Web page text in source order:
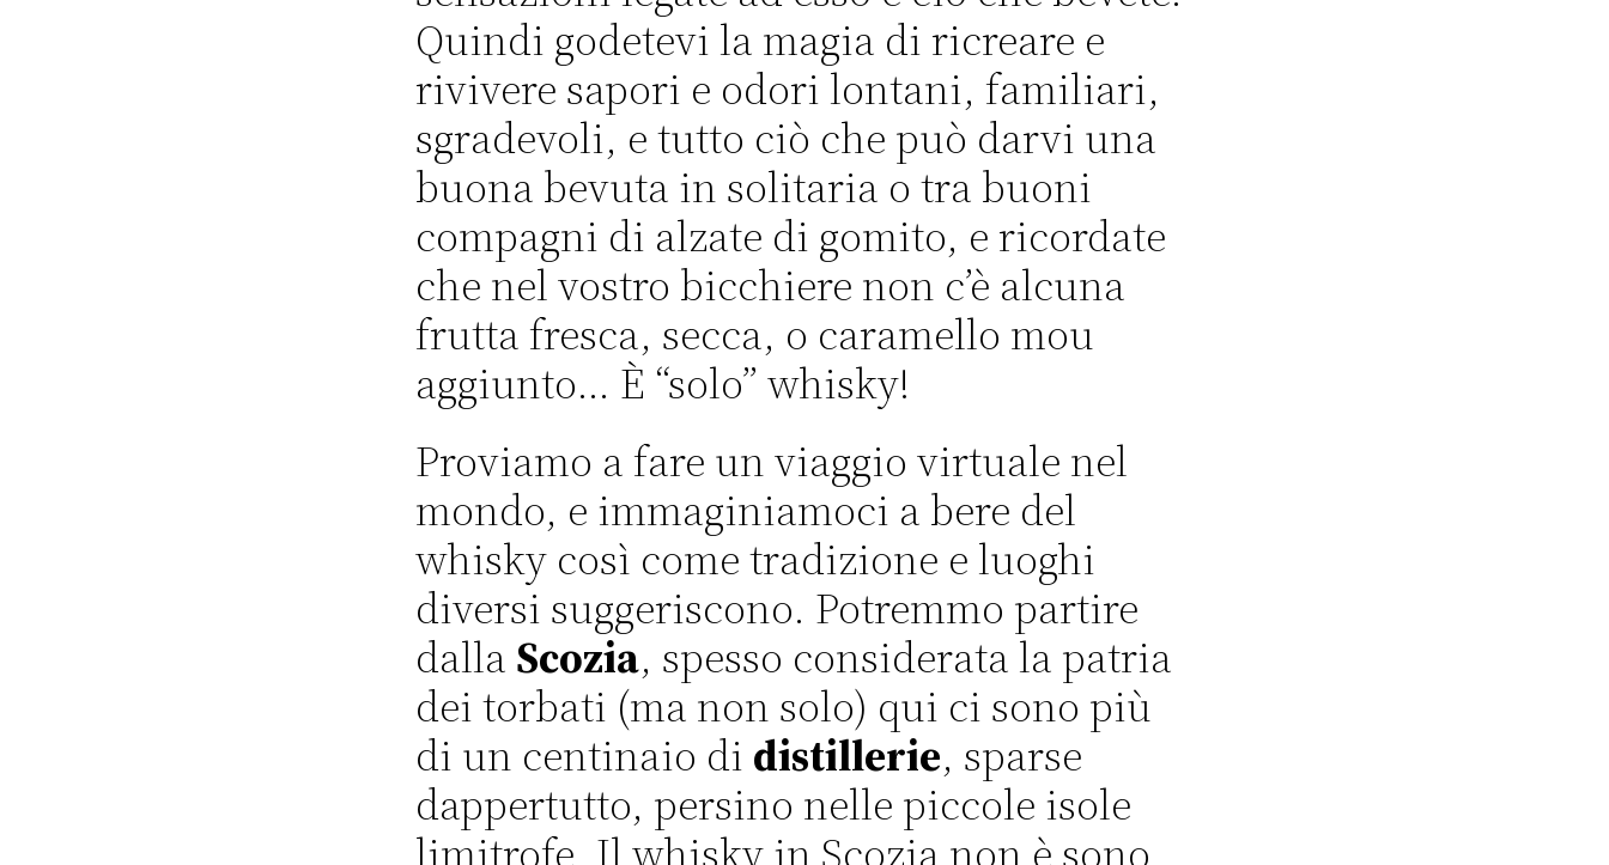
Quindi godetevi la magia di ricreare e
rivivere sapori e odori lontani, familiari,
sgradevoli, e tutto ciò che può darvi una
buona bevuta in solitaria o tra buoni
compagni di alzate di gomito, e ricordate
che nel vostro bicchiere non c’è alcuna
frutta fresca, secca, o caramello mou
aggiunto… È “solo” whisky!
Proviamo a fare un viaggio virtuale nel
mondo, e immaginiamoci a bere del
whisky così come tradizione e luoghi
diversi suggeriscono. Potremmo partire
dalla Scozia, spesso considerata la patria
dei torbati (ma non solo) qui ci sono più
di un centinaio di distillerie, sparse
dappertutto, persino nelle piccole isole